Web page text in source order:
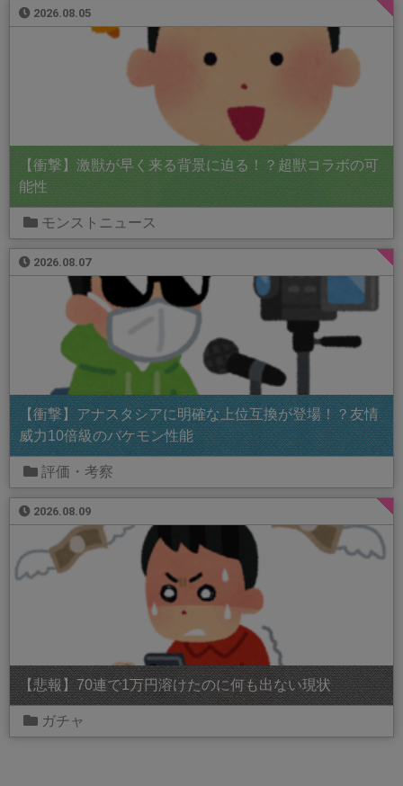
2026.08.05
【衝撃】激獣が早く来る背景に迫る！？超獣コラボの可
能性
モンストニュース
2026.08.07
【衝撃】アナスタシアに明確な上位互換が登場！？友情
威力10倍級のバケモン性能
評価・考察
2026.08.09
【悲報】70連で1万円溶けたのに何も出ない現状
ガチャ